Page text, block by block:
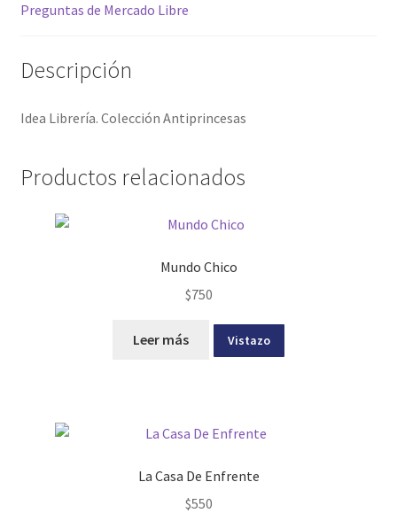
Preguntas de Mercado Libre
Descripción
Idea Librería. Colección Antiprincesas
Productos relacionados
Mundo Chico
$750
Leer más Vistazo
La Casa De Enfrente
$550